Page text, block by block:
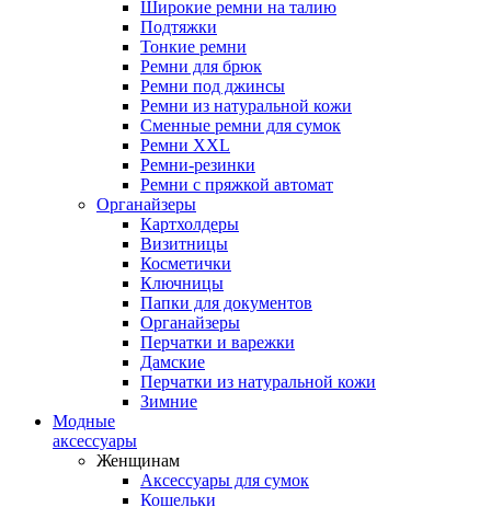
Широкие ремни на талию
Подтяжки
Тонкие ремни
Ремни для брюк
Ремни под джинсы
Ремни из натуральной кожи
Сменные ремни для сумок
Ремни XXL
Ремни-резинки
Ремни с пряжкой автомат
Органайзеры
Картхолдеры
Визитницы
Косметички
Ключницы
Папки для документов
Органайзеры
Перчатки и варежки
Дамские
Перчатки из натуральной кожи
Зимние
Модные
аксессуары
Женщинам
Аксессуары для сумок
Кошельки